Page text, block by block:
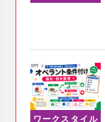
ワークスタイル